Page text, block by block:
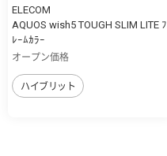
ELECOM
AQUOS wish5 TOUGH SLIM LITE ﾌ
ﾚｰﾑｶﾗｰ
オープン価格
ハイブリット